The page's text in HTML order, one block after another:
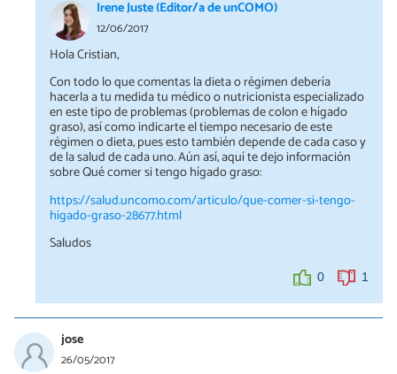
Irene Juste (Editor/a de unCOMO)
12/06/2017
Hola Cristian,
Con todo lo que comentas la dieta o régimen debería
hacerla a tu medida tu médico o nutricionista especializado
en este tipo de problemas (problemas de colon e hígado
graso), así como indicarte el tiempo necesario de este
régimen o dieta, pues esto también depende de cada caso y
de la salud de cada uno. Aún así, aquí te dejo información
sobre Qué comer si tengo hígado graso:
https://salud.uncomo.com/articulo/que-comer-si-tengo-
higado-graso-28677.html
Saludos
0 1
jose
26/05/2017